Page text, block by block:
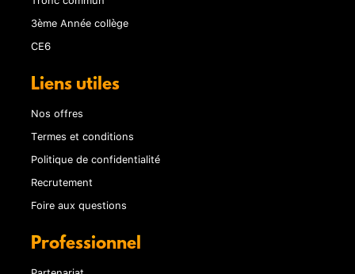
3ème Année collège
CE6
Liens utiles
Nos offres
Termes et conditions
Politique de confidentialité
Recrutement
Foire aux questions
Professionnel